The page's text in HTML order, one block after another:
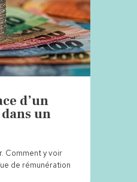
d’un
un
Comment y voir
de rémunération